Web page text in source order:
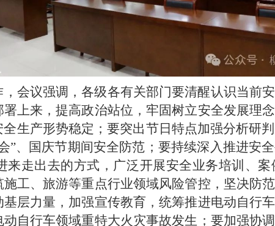
会议强调，各级各有关部门要清醒认识当前
上来，提高政治站位，牢固树立安全发展理
生产形势稳定；要突出节日特点加强分析研
、国庆节期间安全防范；要持续深入推进安
来走出去的方式，广泛开展安全业务培训、
工、旅游等重点行业领域风险管控，坚决防
层力量，加强宣传教育，统筹推进电动自行
自行车领域重特大火灾事故发生；要加强协